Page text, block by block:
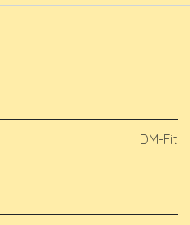
DM-Fit